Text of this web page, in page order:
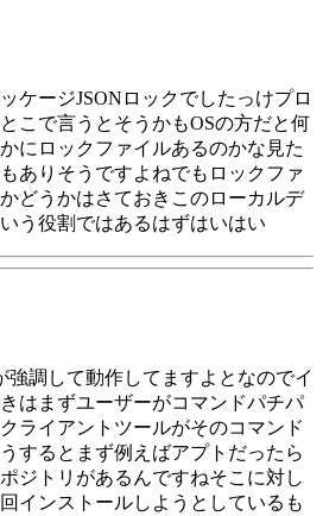
ケージJSONロックでしたっけプロ
こで言うとそうかもOSの方だと何
にロックファイルあるのかな見た
ありそうですよねでもロックファ
どうかはさておきこのローカルデ
う役割ではあるはずはいはい
強調して動作してますよとなのでイ
はまずユーザーがコマンドパチパ
ライアントツールがそのコマンド
するとまず例えばアプトだったら
ジトリがあるんですねそこに対し
インストールしようとしているも